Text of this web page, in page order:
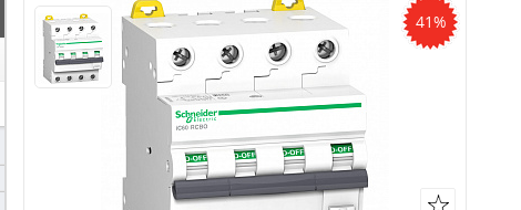
41%